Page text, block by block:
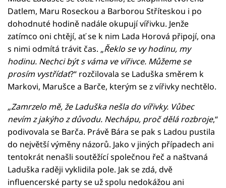
Datlem, Maru Roseckou a Barborou Stříteskou i po
dohodnuté hodině nadále okupují vířivku. Jenže
zatímco oni chtějí, ať se k nim Lada Horová připojí, ona
s nimi odmítá trávit čas. „Řeklo se vy hodinu, my
hodinu. Nechci být s váma ve vířivce. Můžeme se
prosím vystřídat?“ rozčilovala se Laduška směrem k
Markovi, Marušce a Barče, kterým se z vířivky nechtělo.
„Zamrzelo mě, že Laduška nešla do vířivky. Vůbec
nevím z jakýho z důvodu. Nechápu, proč dělá rozbroje,“
podivovala se Barča. Právě Bára se pak s Ladou pustila
do největší výměny názorů. Jako v jiných případech ani
tentokrát nenašli soutěžící společnou řeč a naštvaná
Laduška raději vyklidila pole. Jak se zdá, dvě
influencerské party se už spolu nedokážou ani